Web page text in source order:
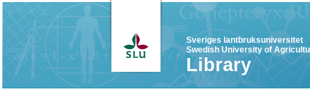
Sveriges lantbruksuniversitet
Swedish University of
Library